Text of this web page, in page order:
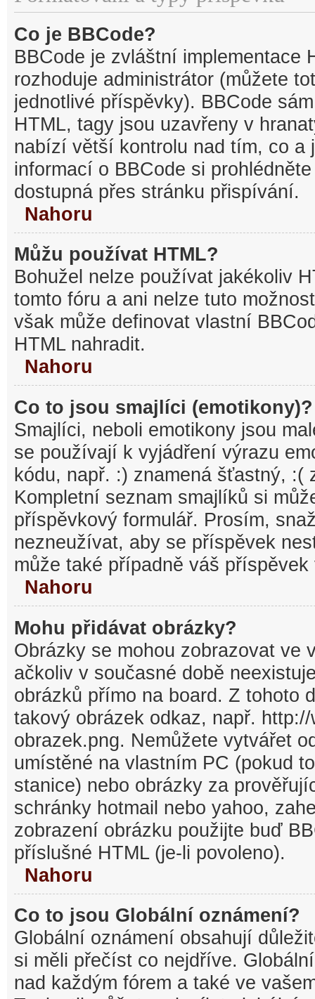
Co je BBCode?
BBCode je zvláštní implementace
rozhoduje administrátor (můžete
jednotlivé příspěvky). BBCode
HTML, tagy jsou uzavřeny v
nabízí větší kontrolu nad tím, co a
informací o BBCode si
dostupná přes stránku přispívání.
Nahoru
Můžu používat HTML?
Bohužel nelze používat jakékoliv
tomto fóru a ani nelze tuto
však může definovat vlastní
HTML nahradit.
Nahoru
Co to jsou smajlíci (emotikony)?
Smajlíci, neboli emotikony jsou
se používají k vyjádření výrazu
kódu, např. :) znamená šťastný, :(
Kompletní seznam smajlíků si
příspěvkový formulář. Prosím,
nezneužívat, aby se příspěvek
může také případně váš
Nahoru
Mohu přidávat obrázky?
Obrázky se mohou zobrazovat ve
ačkoliv v současné době
obrázků přímo na board. Z tohoto
takový obrázek odkaz, např.
obrazek.png. Nemůžete vytvářet
umístěné na vlastním PC (pokud
stanice) nebo obrázky za
schránky hotmail nebo yahoo,
zobrazení obrázku použijte buď
příslušné HTML (je-li povoleno).
Nahoru
Co to jsou Globální oznámení?
Globální oznámení obsahují
si měli přečíst co nejdříve.
nad každým fórem a také ve